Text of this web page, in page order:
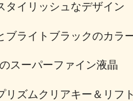
タイリッシュなデザイン
ブライトブラックのカラ
スーパーファイン液晶
リズムクリアキー＆リフ